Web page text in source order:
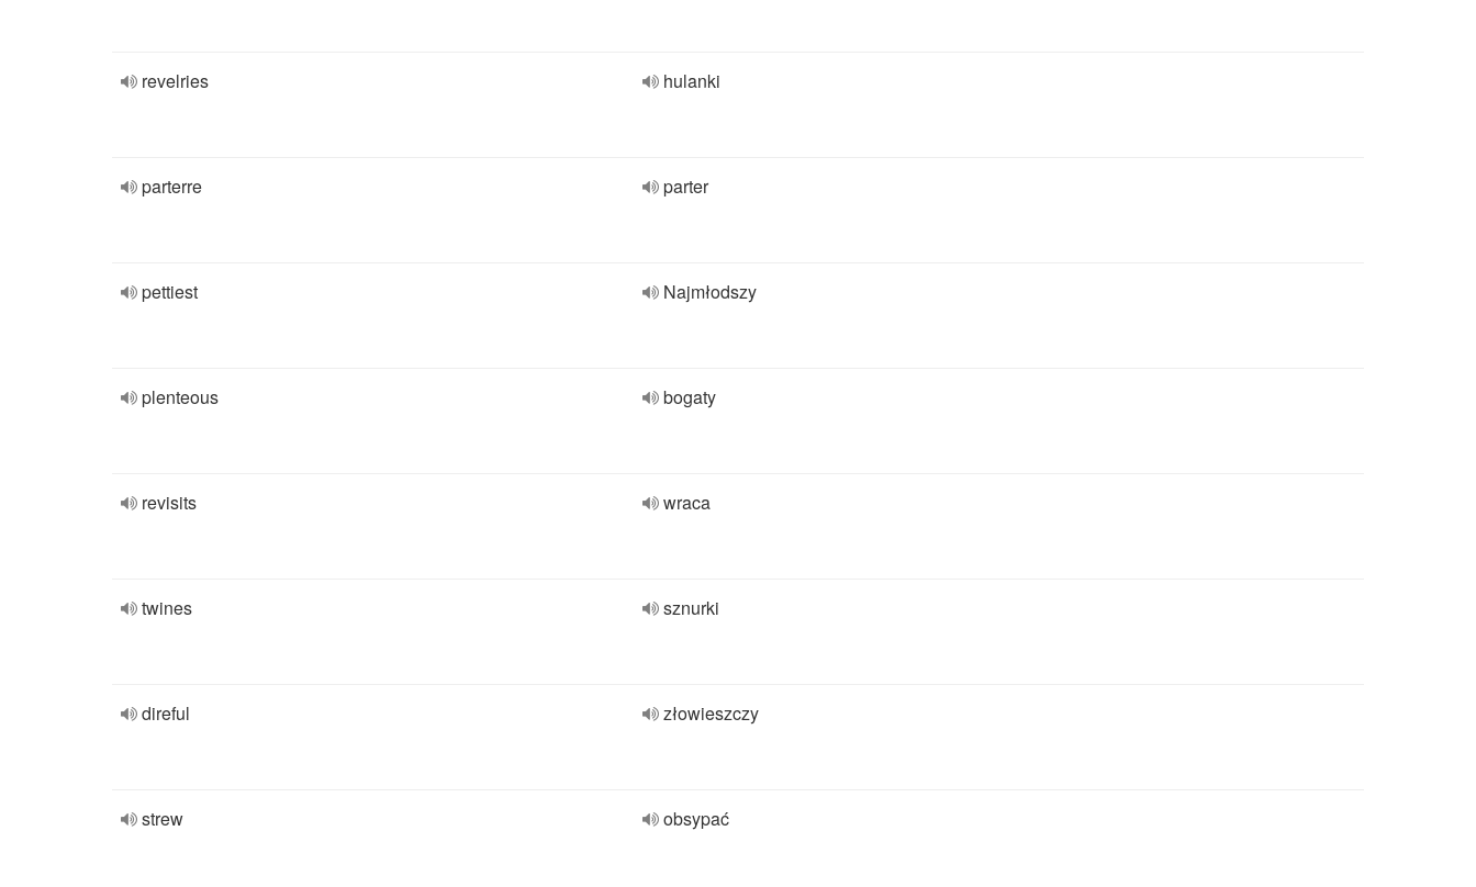
revelries hulanki
parterre parter
pettiest Najmłodszy
plenteous bogaty
revisits wraca
twines sznurki
direful złowieszczy
strew obsypać